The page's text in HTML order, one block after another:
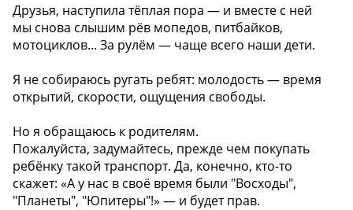
Друзья, наступила тёплая пора — и вместе с ней
мы снова слышим рёв мопедов, питбайков,
мотоциклов... За рулём — чаще всего наши дети.
Я не собираюсь ругать ребят: молодость — время
открытий, скорости, ощущения свободы.
Но я обращаюсь к родителям.
Пожалуйста, задумайтесь, прежде чем покупать
ребёнку такой транспорт. Да, конечно, кто-то
скажет: «А у нас в своё время были "Восходы",
"Планеты", "Юпитеры"!» — и будет прав.